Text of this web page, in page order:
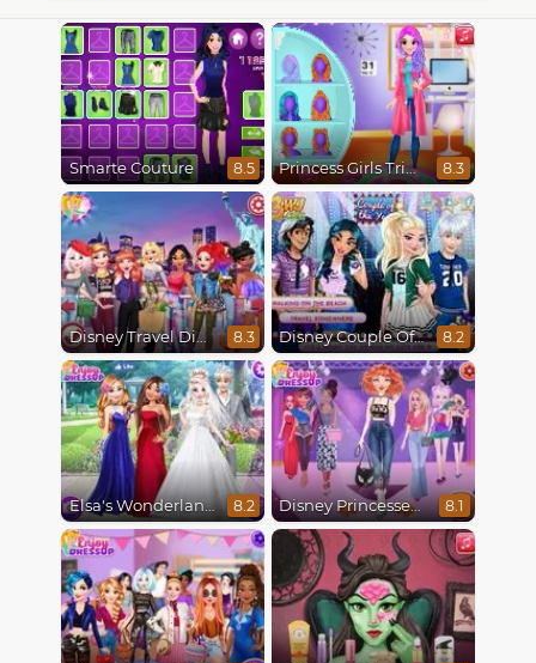
Smarte Couture 8.5 Princess Girls Trip To Aspen 8.3
Disney Travel Diaries: City Break 8.3 Disney Couple Of The Year 8.2
Elsa's Wonderland Wedding 8.2 Disney Princesses Runway Show 8.1